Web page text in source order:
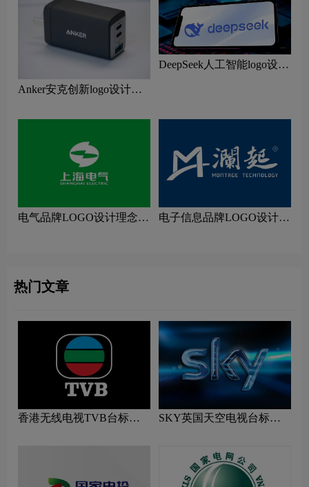
Anker安克创新logo设计含
DeepSeek人工智能logo设计
电气品牌LOGO设计理念解
电子信息品牌LOGO设计理
热门文章
香港无线电视TVB台标志
SKY英国天空电视台标志